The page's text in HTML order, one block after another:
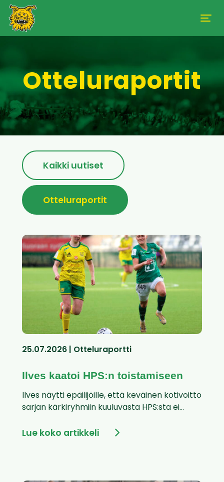
Otteluraportit
Kaikki uutiset
Otteluraportit
25.07.2026 | Otteluraportti
Ilves kaatoi HPS:n toistamiseen
Ilves näytti epäilijöille, että keväinen kotivoitto
sarjan kärkiryhmiin kuuluvasta HPS:sta ei...
Lue koko artikkeli